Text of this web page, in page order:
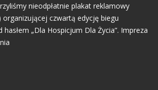
nieodpłatnie plakat reklamowy
czwartą edycję biegu
„Dla Hospicjum Dla Życia”. Impreza